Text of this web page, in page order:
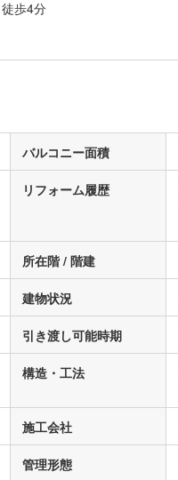
歩4分
バルコニー面積
リフォーム履歴
所在階 / 階建
建物状況
引き渡し可能時期
構造・工法
施工会社
管理形態